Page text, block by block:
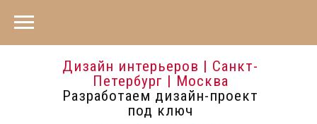
Дизайн интерьеров | Санкт-
Петербург | Москва
Разработаем дизайн-проект
под ключ